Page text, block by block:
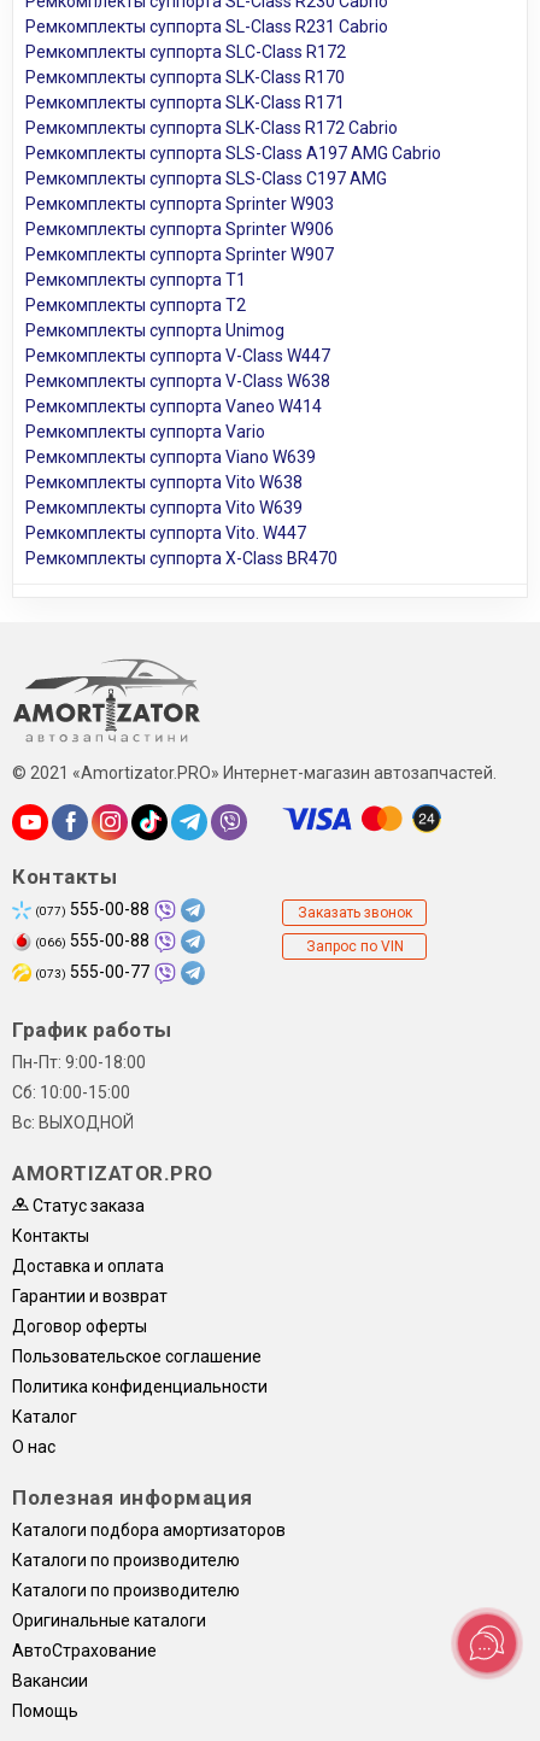
Ремкомплекты суппорта SL-Class R231 Cabrio
Ремкомплекты суппорта SLC-Class R172
Ремкомплекты суппорта SLK-Class R170
Ремкомплекты суппорта SLK-Class R171
Ремкомплекты суппорта SLK-Class R172 Cabrio
Ремкомплекты суппорта SLS-Class A197 AMG Cabrio
Ремкомплекты суппорта SLS-Class C197 AMG
Ремкомплекты суппорта Sprinter W903
Ремкомплекты суппорта Sprinter W906
Ремкомплекты суппорта Sprinter W907
Ремкомплекты суппорта T1
Ремкомплекты суппорта T2
Ремкомплекты суппорта Unimog
Ремкомплекты суппорта V-Class W447
Ремкомплекты суппорта V-Class W638
Ремкомплекты суппорта Vaneo W414
Ремкомплекты суппорта Vario
Ремкомплекты суппорта Viano W639
Ремкомплекты суппорта Vito W638
Ремкомплекты суппорта Vito W639
Ремкомплекты суппорта Vito. W447
Ремкомплекты суппорта X-Class BR470
© 2021 «Amortizator.PRO» Интернет-магазин автозапчастей.
Контакты
(077) 555-00-88
(066) 555-00-88
(073) 555-00-77
Заказать звонок
Запрос по VIN
График работы
Пн-Пт: 9:00-18:00
Сб: 10:00-15:00
Вс: ВЫХОДНОЙ
AMORTIZATOR.PRO
Статус заказа
Контакты
Доставка и оплата
Гарантии и возврат
Договор оферты
Пользовательское соглашение
Политика конфиденциальности
Каталог
О нас
Полезная информация
Каталоги подбора амортизаторов
Каталоги по производителю
Каталоги по производителю
Оригинальные каталоги
АвтоСтрахование
Вакансии
Помощь